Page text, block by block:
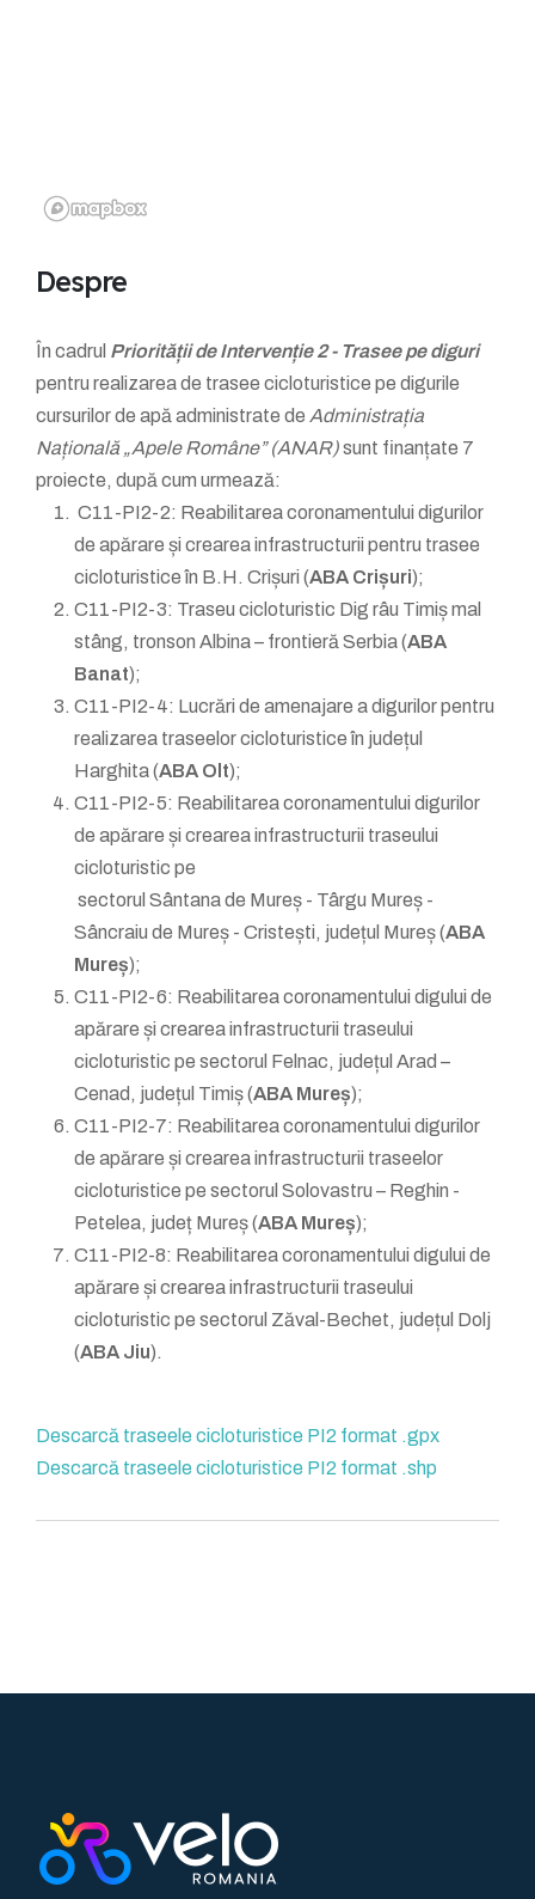
Despre
În cadrul Priorității de Intervenție 2 - Trasee pe diguri
pentru realizarea de trasee cicloturistice pe digurile
cursurilor de apă administrate de Administrația
Națională „Apele Române” (ANAR)sunt finanțate 7
proiecte, după cum urmează:
C11-PI2-2: Reabilitarea coronamentului digurilor
de apărare și crearea infrastructurii pentru trasee
cicloturistice în B.H. Crișuri (ABA Crișuri);
C11-PI2-3: Traseu cicloturistic Dig râu Timiș mal
stâng, tronson Albina – frontieră Serbia (ABA
Banat);
C11-PI2-4: Lucrări de amenajare a digurilor pentru
realizarea traseelor cicloturistice în județul
Harghita (ABA Olt);
C11-PI2-5: Reabilitarea coronamentului digurilor
de apărare și crearea infrastructurii traseului
cicloturistic pe
sectorul Sântana de Mureș - Târgu Mureș -
Sâncraiu de Mureș - Cristești, județul Mureș (ABA
Mureș);
C11-PI2-6: Reabilitarea coronamentului digului de
apărare și crearea infrastructurii traseului
cicloturistic pe sectorul Felnac, județul Arad –
Cenad, județul Timiș (ABA Mureș);
C11-PI2-7: Reabilitarea coronamentului digurilor
de apărare și crearea infrastructurii traseelor
cicloturistice pe sectorul Solovastru – Reghin -
Petelea, județ Mureș (ABA Mureș);
C11-PI2-8: Reabilitarea coronamentului digului de
apărare și crearea infrastructurii traseului
cicloturistic pe sectorul Zăval-Bechet, județul Dolj
(ABA Jiu).
Descarcă traseele cicloturistice PI2 format .gpx
Descarcă traseele cicloturistice PI2 format .shp